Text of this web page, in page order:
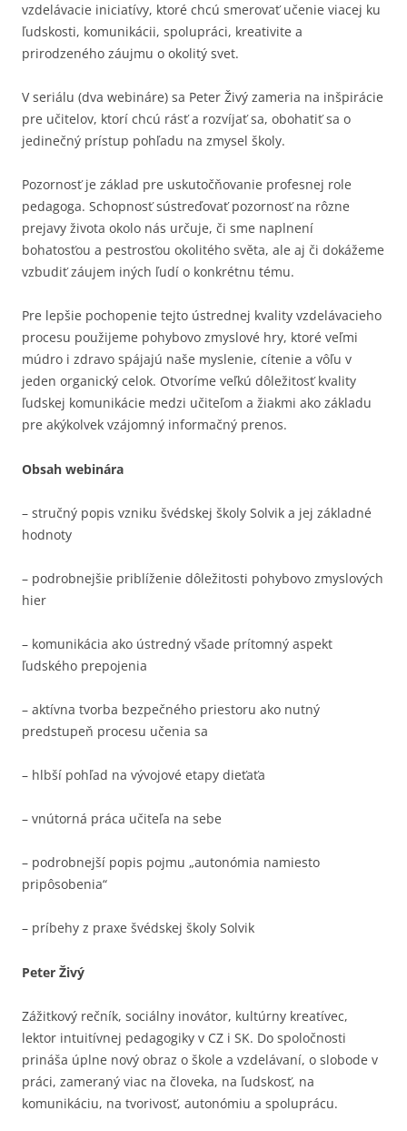
vzdelávacie iniciatívy, ktoré chcú smerovať učenie viacej ku
ľudskosti, komunikácii, spolupráci, kreativite a
prirodzeného záujmu o okolitý svet.
V seriálu (dva webináre) sa Peter Živý zameria na inšpirácie
pre učitelov, ktorí chcú rásť a rozvíjať sa, obohatiť sa o
jedinečný prístup pohľadu na zmysel školy.
Pozornosť je základ pre uskutočňovanie profesnej role
pedagoga. Schopnosť sústreďovať pozornosť na rôzne
prejavy života okolo nás určuje, či sme naplnení
bohatosťou a pestrosťou okolitého světa, ale aj či dokážeme
vzbudiť záujem iných ľudí o konkrétnu tému.
Pre lepšie pochopenie tejto ústrednej kvality vzdelávacieho
procesu použijeme pohybovo zmyslové hry, ktoré veľmi
múdro i zdravo spájajú naše myslenie, cítenie a vôľu v
jeden organický celok. Otvoríme veľkú dôležitosť kvality
ľudskej komunikácie medzi učiteľom a žiakmi ako základu
pre akýkolvek vzájomný informačný prenos.
Obsah webinára
– stručný popis vzniku švédskej školy Solvik a jej základné
hodnoty
– podrobnejšie priblíženie dôležitosti pohybovo zmyslových
hier
– komunikácia ako ústredný všade prítomný aspekt
ľudského prepojenia
– aktívna tvorba bezpečného priestoru ako nutný
predstupeň procesu učenia sa
– hlbší pohľad na vývojové etapy dieťaťa
– vnútorná práca učiteľa na sebe
– podrobnejší popis pojmu „autonómia namiesto
pripôsobenia“
– príbehy z praxe švédskej školy Solvik
Peter Živý
Zážitkový rečník, sociálny inovátor, kultúrny kreatívec,
lektor intuitívnej pedagogiky v CZ i SK. Do spoločnosti
prináša úplne nový obraz o škole a vzdelávaní, o slobode v
práci, zameraný viac na človeka, na ľudskosť, na
komunikáciu, na tvorivosť, autonómiu a spoluprácu.